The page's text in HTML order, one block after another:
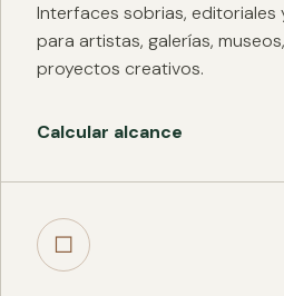
Interfaces sobrias, editoriales
para artistas, galerías,
proyectos creativos.
Calcular alcance
□